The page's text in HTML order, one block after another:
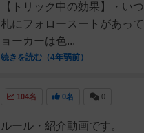
【トリック中の効果】・い
札にフォロースートがあっ
ョーカーは色...
続きを読む（4年弱前）
104名 0名 0
ルール・紹介動画です。